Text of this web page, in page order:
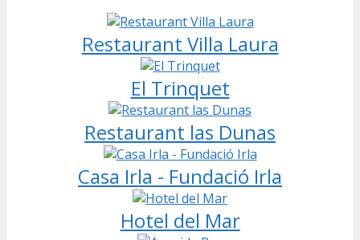
Restaurant Villa Laura
El Trinquet
Restaurant las Dunas
Casa Irla - Fundació Irla
Hotel del Mar